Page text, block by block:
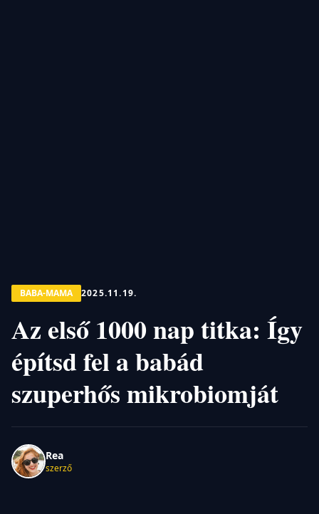
BABA-MAMA 2025.11.19.
Az első 1000 nap titka: Így
építsd fel a babád
szuperhős mikrobiomját
Rea
szerző